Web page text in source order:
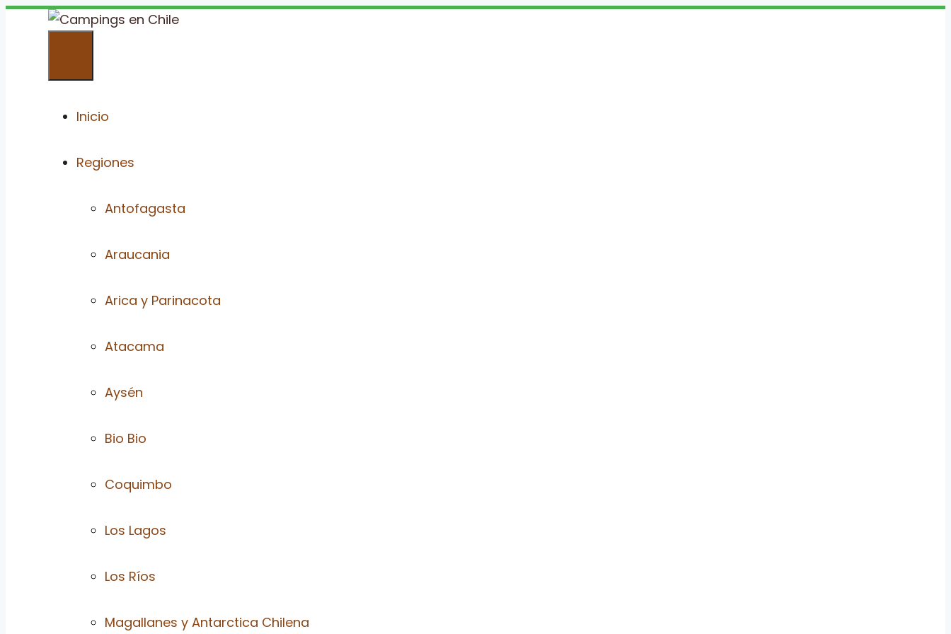
Saltar
Inicio
Regiones
Antofagasta
Araucania
Arica y Parinacota
Atacama
Aysén
Bio Bio
Coquimbo
Los Lagos
Los Ríos
Magallanes y Antarctica Chilena